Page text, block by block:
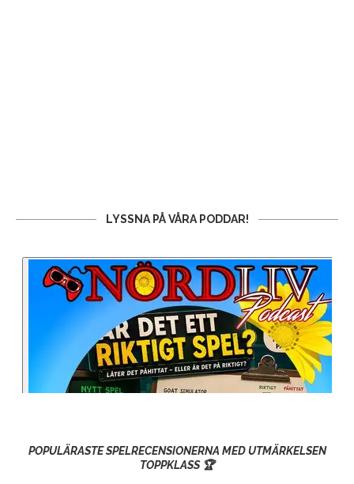
LYSSNA PÅ VÅRA PODDAR!
POPULÄRASTE SPELRECENSIONERNA MED UTMÄRKELSEN
TOPPKLASS 🏆